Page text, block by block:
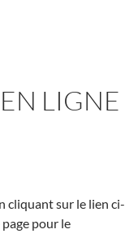
LIGNE
cliquant sur le lien ci-
pour le